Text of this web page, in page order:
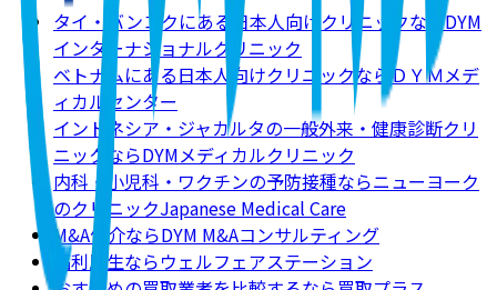
タイ・バンコクにある日本人向けクリニックならDYM
インターナショナルクリニック
ベトナムにある日本人向けクリニックならＤＹＭメデ
ィカルセンター
インドネシア・ジャカルタの一般外来・健康診断クリ
ニックならDYMメディカルクリニック
内科・小児科・ワクチンの予防接種ならニューヨーク
のクリニックJapanese Medical Care
M&A仲介ならDYM M&Aコンサルティング
福利厚生ならウェルフェアステーション